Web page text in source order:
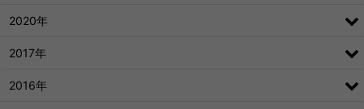
2020年
2017年
2016年